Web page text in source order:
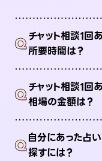
Qチャット相談1回
所要時間は？
Qチャット相談1回
相場の金額は？
Q自分にあった占
探すには？